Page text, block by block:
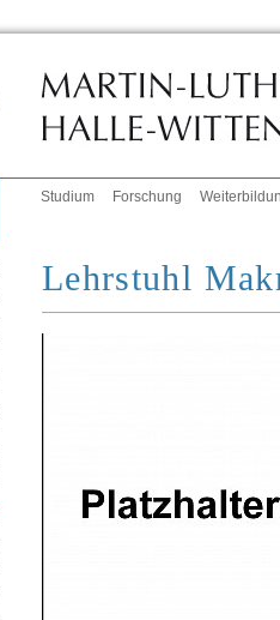
Studium Forschung
Lehrstuhl